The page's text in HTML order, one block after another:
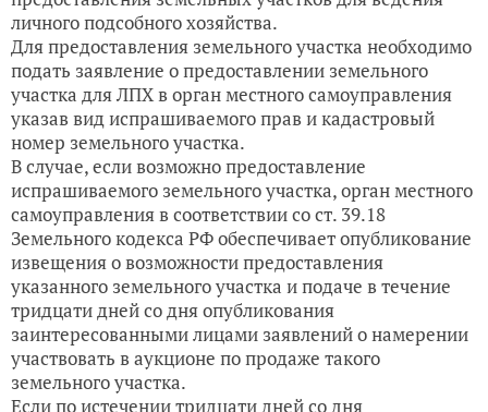
личного подсобного хозяйства.
Для предоставления земельного участка необходимо
подать заявление о предоставлении земельного
участка для ЛПХ в орган местного самоуправления
указав вид испрашиваемого прав и кадастровый
номер земельного участка.
В случае, если возможно предоставление
испрашиваемого земельного участка, орган местного
самоуправления в соответствии со ст. 39.18
Земельного кодекса РФ обеспечивает опубликование
извещения о возможности предоставления
указанного земельного участка и подаче в течение
тридцати дней со дня опубликования
заинтересованными лицами заявлений о намерении
участвовать в аукционе по продаже такого
земельного участка.
Если по истечении тридцати дней со дня